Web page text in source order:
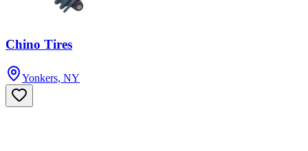
Chino Tires
Yonkers, NY